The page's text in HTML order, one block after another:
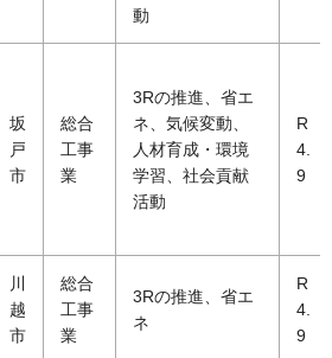
動
坂
戸
市
総合
工事
業
3Rの推進、省エ
ネ、気候変動、
人材育成・環境
学習、社会貢献
活動
R
4.
9
川
越
市
総合
工事
業
3Rの推進、省エ
ネ
R
4.
9